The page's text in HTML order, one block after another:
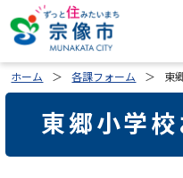
ホーム 各課フォーム 東
東郷小学